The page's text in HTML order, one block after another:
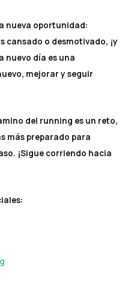
nueva oportunidad:
cansado o desmotivado, ¡y
nuevo día es una
mejorar y seguir
del running es un reto,
más preparado para
¡Sigue corriendo hacia